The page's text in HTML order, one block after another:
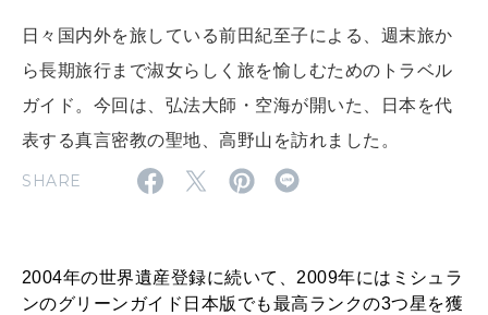
MAGAZINE
2026年9月号「北海道 おいしく遊ぶ、夏のご褒美旅。」
2026年7月号「鎌倉 ローカルが 教えてくれた 本当の歩き方。」
MAGAZINE MOOK
日々国内外を旅している前田紀至子による、週末旅か
ら長期旅行まで淑女らしく旅を愉しむためのトラベル
ガイド。今回は、弘法大師・空海が開いた、日本を代
表する真言密教の聖地、高野山を訪れました。
SHARE
2004年の世界遺産登録に続いて、2009年にはミシュラ
ンのグリーンガイド日本版でも最高ランクの3つ星を獲